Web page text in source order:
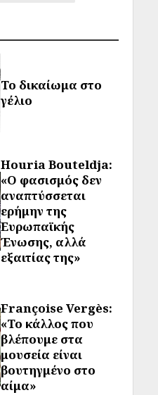
Το δικαίωμα στο
γέλιο
Houria Bouteldja:
«Ο φασισμός δεν
αναπτύσσεται
ερήμην της
Ευρωπαϊκής
Ένωσης, αλλά
εξαιτίας της»
Françoise Vergès:
«Το κάλλος που
βλέπουμε στα
μουσεία είναι
βουτηγμένο στο
αίμα»